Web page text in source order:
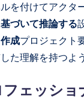
を付けてアクタ
づいて推論する
成プロジェクト
た理解を持つよ
ェッシ